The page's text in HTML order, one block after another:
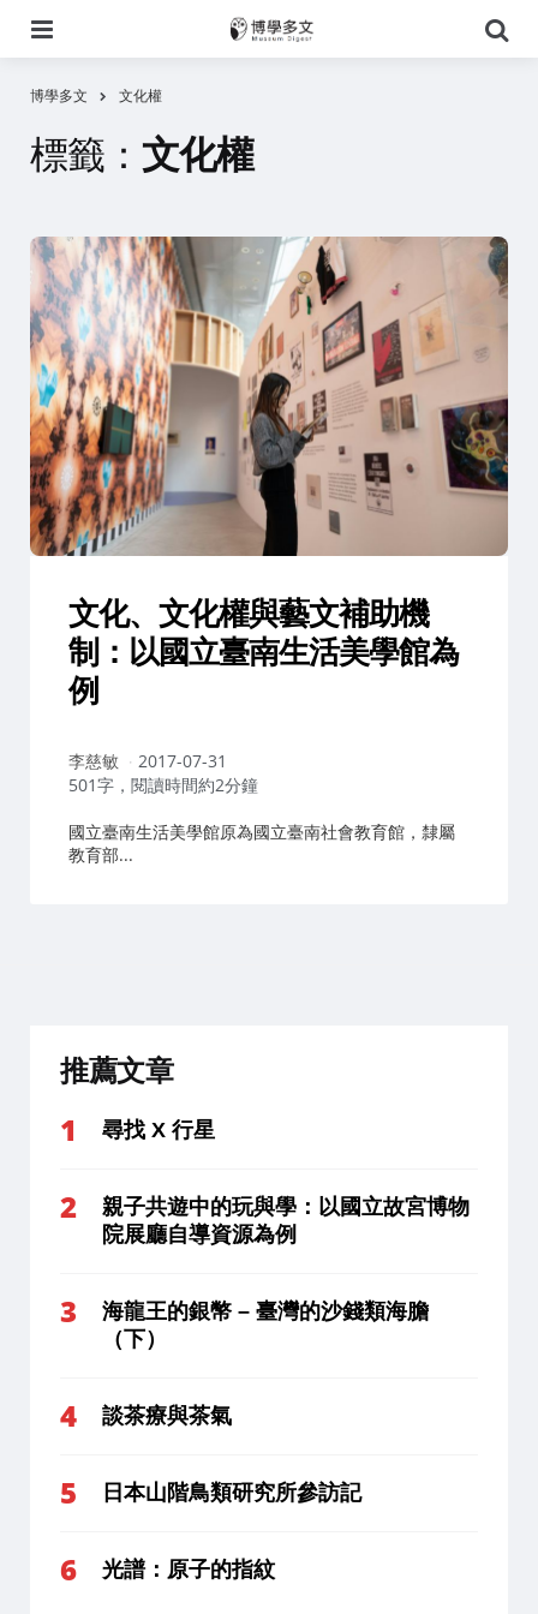
尋
博學多文 文化權
標籤： 文化權
文化、文化權與藝文補助機
制：以國立臺南生活美學館為
例
作
者：
李慈敏
2017-07-31
501字，閱讀時間約2分鐘
國立臺南生活美學館原為國立臺南社會教育館，隸屬
教育部...
推薦文章
尋找 X 行星
親子共遊中的玩與學：以國立故宮博物
院展廳自導資源為例
海龍王的銀幣 – 臺灣的沙錢類海膽
（下）
談茶療與茶氣
日本山階鳥類研究所參訪記
光譜：原子的指紋